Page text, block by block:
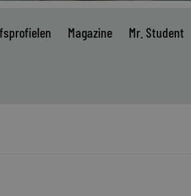
Magazine Mr. Student